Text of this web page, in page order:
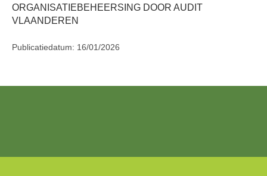
ORGANISATIEBEHEERSING DOOR AUDIT
VLAANDEREN
Publicatiedatum: 16/01/2026